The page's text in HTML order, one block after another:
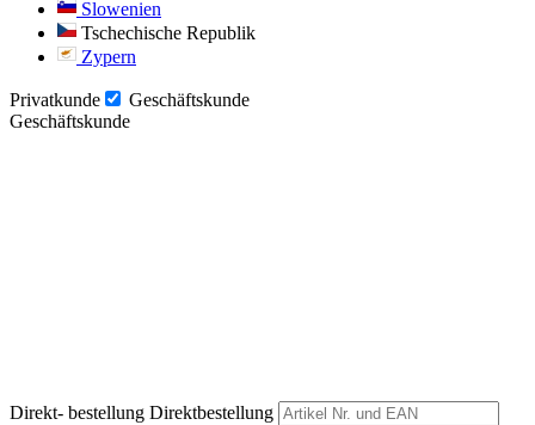
Slowenien
Tschechische Republik
Zypern
Privatkunde
Geschäftskunde
Geschäftskunde
Direkt- bestellung Direktbestellung